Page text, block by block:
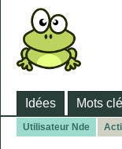
Idées Mots
Utilisateur Nde